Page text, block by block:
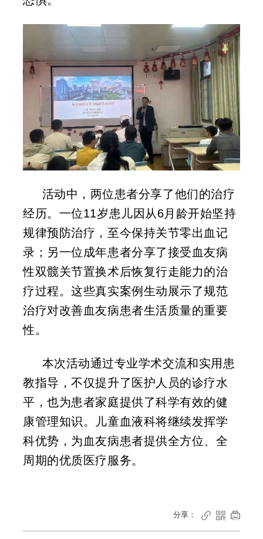
活动中，两位患者分享了他们的治疗
经历。一位11岁患儿因从6月龄开始坚持
规律预防治疗，至今保持关节零出血记
录；另一位成年患者分享了接受血友病
性双髋关节置换术后恢复行走能力的治
疗过程。这些真实案例生动展示了规范
治疗对改善血友病患者生活质量的重要
性。
本次活动通过专业学术交流和实用患
教指导，不仅提升了医护人员的诊疗水
平，也为患者家庭提供了科学有效的健
康管理知识。儿童血液科将继续发挥学
科优势，为血友病患者提供全方位、全
周期的优质医疗服务。
分享：   